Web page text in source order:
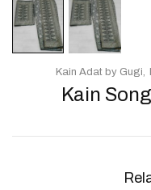
Kain
Kain Adat by Gugi